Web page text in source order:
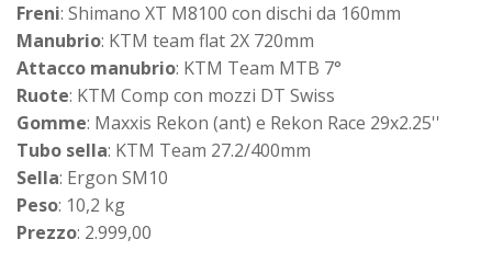
Freni: Shimano XT M8100 con dischi da 160mm
Manubrio: KTM team flat 2X 720mm
Attacco manubrio: KTM Team MTB 7°
Ruote: KTM Comp con mozzi DT Swiss
Gomme: Maxxis Rekon (ant) e Rekon Race 29x2.25''
Tubo sella: KTM Team 27.2/400mm
Sella: Ergon SM10
Peso: 10,2 kg
Prezzo: 2.999,00